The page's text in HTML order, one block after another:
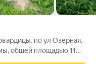
по ул Озерная.
общей площадью 11